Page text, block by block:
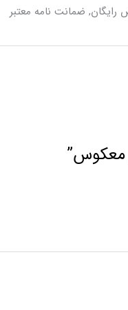
ضمانت نامه معتبر